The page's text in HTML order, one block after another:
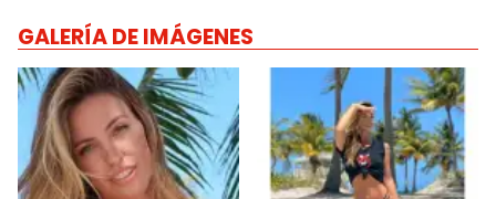
GALERÍA DE IMÁGENES